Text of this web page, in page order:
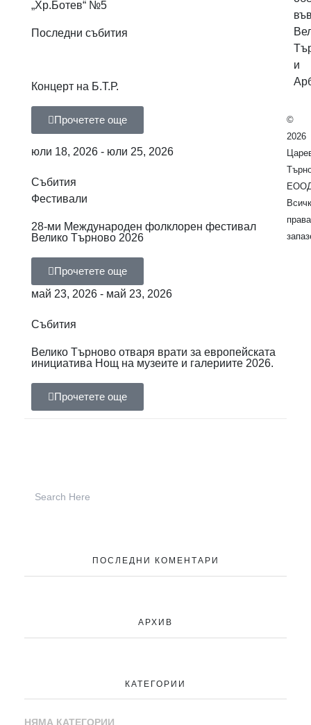
„Хр.Ботев“ №5
Последни събития
Концерт на Б.Т.Р.
Прочетете още
юли 18, 2026 - юли 25, 2026
Събития
Фестивали
28-ми Международен фолклорен фестивал
Велико Търново 2026
Прочетете още
май 23, 2026 - май 23, 2026
Събития
Велико Търново отваря врати за европейската
инициатива Нощ на музеите и галериите 2026.
Прочетете още
ПОСЛЕДНИ КОМЕНТАРИ
АРХИВ
КАТЕГОРИИ
НЯМА КАТЕГОРИИ
и
©
2026
права